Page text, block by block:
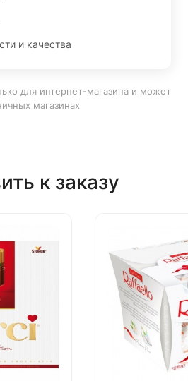
и качества
для интернет-магазина и может
магазинах
к заказу